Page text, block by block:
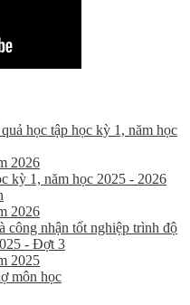
học tập học kỳ 1, năm học
2026
kỳ 1, năm học 2025 - 2026
2026
công nhận tốt nghiệp trình độ
- Đợt 3
2025
môn học